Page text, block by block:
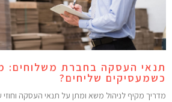
העסקה בחברת משלוחים:
שליחים?
מקיף לניהול משא ומתן על תנאי העסקה וחוזי